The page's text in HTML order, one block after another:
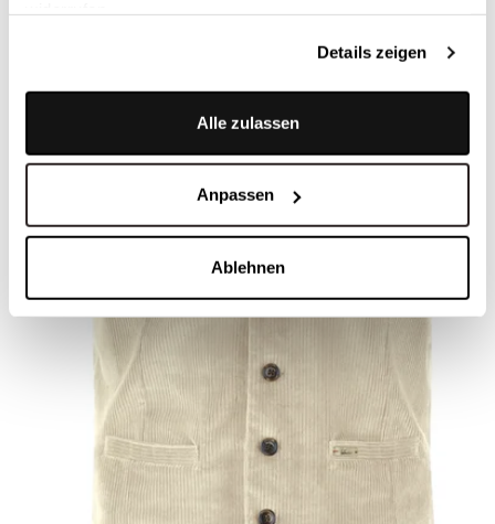
Details zeigen
Alle zulassen
Anpassen
Ablehnen